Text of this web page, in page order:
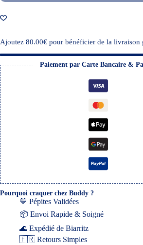
Ajoutez 80.00€ pour bénéficier de la livraison
Paiement par Carte Bancaire &
Pourquoi craquer chez Buddy ?
💛 Pépites Validées
📦 Envoi Rapide & Soigné
🌊 Expédié de Biarritz
🇫🇷 Retours Simples